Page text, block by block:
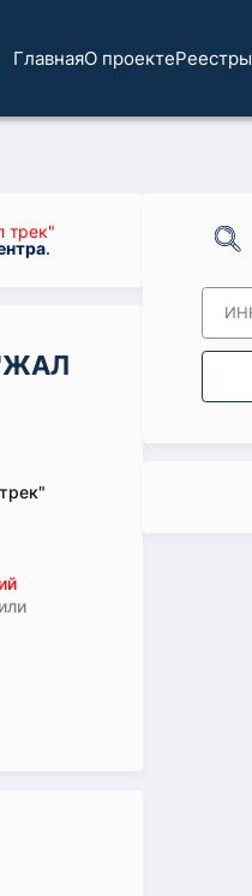
ГлавнаяО проектеРеестры
трек"
.